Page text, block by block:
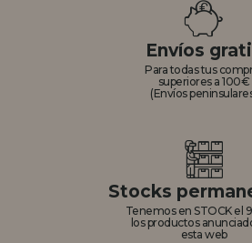
REGISTRO
Envíos
Para todas tus
superiores a 100€
(Envíos
Stocks
Tenemos en STOCK el
los productos
esta web